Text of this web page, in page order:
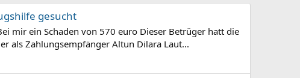
gesucht
mir ein Schaden von 570 euro Dieser Betrüger hatt die
als Zahlungsempfänger Altun Dilara Laut...